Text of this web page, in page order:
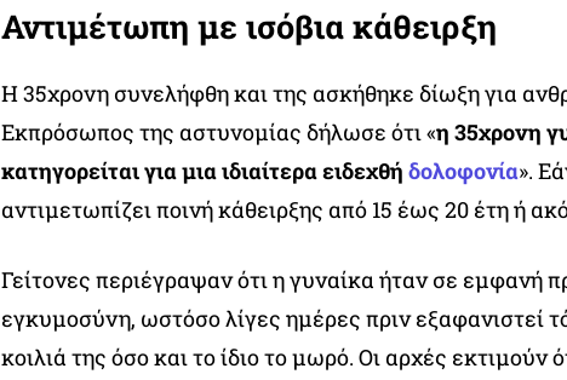
Αντιμέτωπη με ισόβια κάθειρξη
Η 35χρονη συνελήφθη και της ασκήθηκε δίωξη για
Εκπρόσωπος της αστυνομίας δήλωσε ότι «η 35χρονη
κατηγορείται για μια ιδιαίτερα ειδεχθή δολοφονία».
αντιμετωπίζει ποινή κάθειρξης από 15 έως 20 έτη ή
Γείτονες περιέγραψαν ότι η γυναίκα ήταν σε εμφανή
εγκυμοσύνη, ωστόσο λίγες ημέρες πριν εξαφανιστεί
κοιλιά της όσο και το ίδιο το μωρό. Οι αρχές εκτιμούν